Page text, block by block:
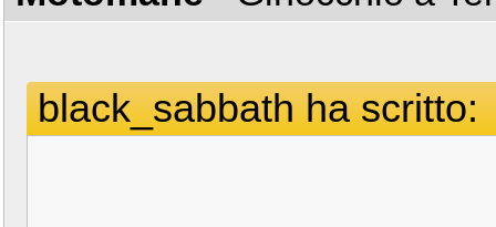
black_sabbath ha scritto: